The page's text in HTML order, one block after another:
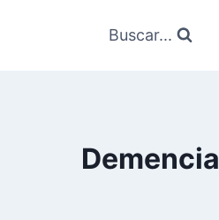
Buscar...
Demencia